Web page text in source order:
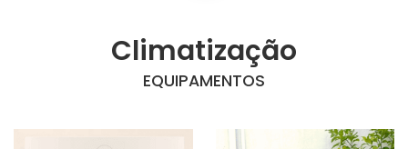
Climatização
EQUIPAMENTOS